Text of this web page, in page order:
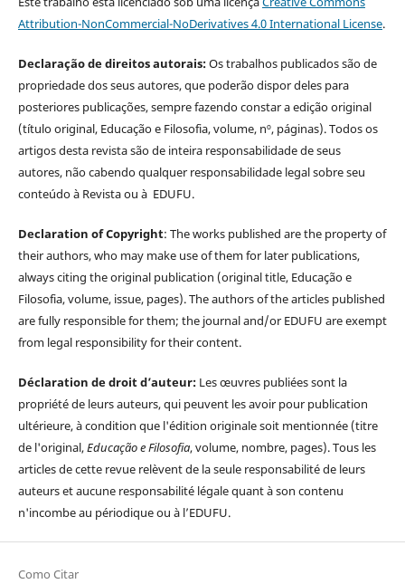
Attribution-NonCommercial-NoDerivatives 4.0 International License.
Declaração de direitos autorais:Os trabalhos publicados são de
propriedade dos seus autores, que poderão dispor deles para
posteriores publicações, sempre fazendo constar a edição original
(título original, Educação e Filosofia, volume, nº, páginas). Todos os
artigos desta revista são de inteira responsabilidade de seus
autores, não cabendo qualquer responsabilidade legal sobre seu
conteúdo à Revista ou à EDUFU.
Declaration of Copyright: The works published are the property of
their authors, who may make use of them for later publications,
always citing the original publication (original title, Educação e
Filosofia, volume, issue, pages). The authors of the articles published
are fully responsible for them; the journal and/or EDUFU are exempt
from legal responsibility for their content.
Déclaration de droit d’auteur: Les œuvres publiées sont la
propriété de leurs auteurs, qui peuvent les avoir pour publication
ultérieure, à condition que l'édition originale soit mentionnée (titre
de l'original,Educação e Filosofia, volume, nombre, pages). Tous les
articles de cette revue relèvent de la seule responsabilité de leurs
auteurs et aucune responsabilité légale quant à son contenu
n'incombe au périodique ou à l’EDUFU.
Como Citar